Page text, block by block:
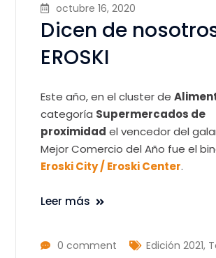
octubre 16, 2020
Dicen de
EROSKI
Este año, en el cluster de
categoría Supermercados de
proximidad el vencedor del
Mejor Comercio del Año fue el
Eroski City / Eroski Center.
Leer más
0 comment Edición 2021,